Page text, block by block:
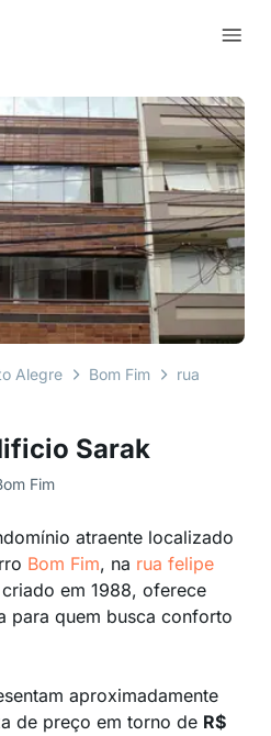
Sarak
Fim
atraente localizado
Bom Fim, na rua felipe
em 1988, oferece
para quem busca conforto
aproximadamente
de preço em torno de R$
Alegre Bom Fim rua felipe